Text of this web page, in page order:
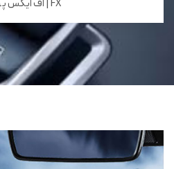
FX | اف ایکس پرمیوم